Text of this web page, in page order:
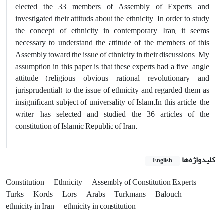
elected the 33 members of Assembly of Experts and
investigated their attituds about the ethnicity. In order to study
the concept of ethnicity in contemporary Iran, it seems
necessary to understand the attitude of the members of this
Assembly toward the issue of ethnicity in their discussions. My
assumption in this paper is that these experts had a five-angle
attitude (religious, obvious, rational, revolutionary, and
jurisprudential) to the issue of ethnicity and regarded them as
insignificant subject of universality of Islam.In this article, the
writer, has selected and studied the 36 articles of the
constitution of Islamic Republic of Iran.
کلیدواژه‌ها English
Constitution Ethnicity
Assembly of Constitution Experts
Turks
Kords Lors Arabs Turkmans
Balouch
ethnicity in Iran
ethnicity in constitution